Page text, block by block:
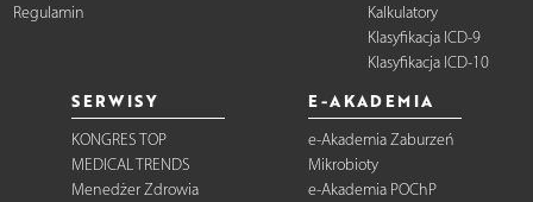
Regulamin
Kalkulatory
Klasyfikacja ICD-9
Klasyfikacja ICD-10
SERWISY
KONGRES TOP
MEDICAL TRENDS
Menedżer Zdrowia
E-AKADEMIA
e-Akademia Zaburzeń
Mikrobioty
e-Akademia POChP